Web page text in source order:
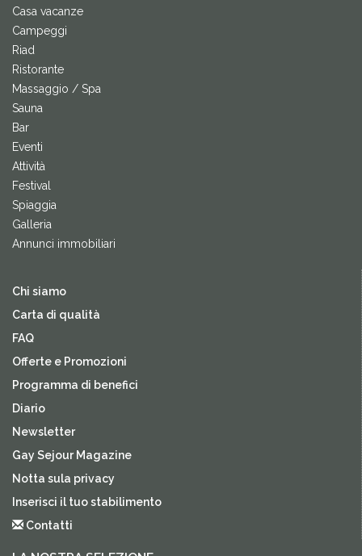
Casa vacanze
Campeggi
Riad
Ristorante
Massaggio / Spa
Sauna
Bar
Eventi
Attività
Festival
Spiaggia
Galleria
Annunci immobiliari
Chi siamo
Carta di qualità
FAQ
Offerte e Promozioni
Programma di benefici
Diario
Newsletter
Gay Sejour Magazine
Notta sula privacy
Inserisci il tuo stabilimento
Contatti